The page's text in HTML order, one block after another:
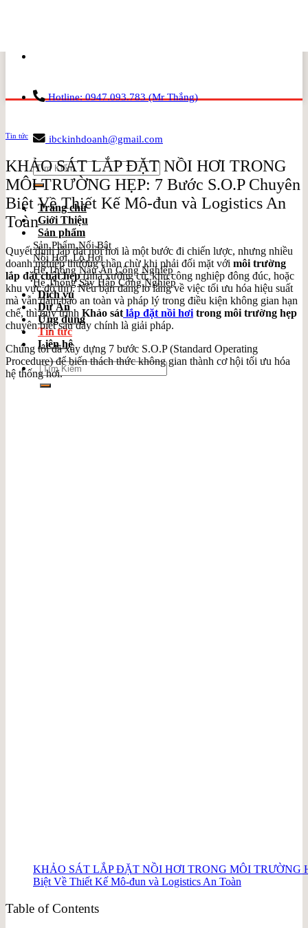
Hotline: 0947.093.783 (Mr Thắng)
ibckinhdoanh@gmail.com
Search
for:
Trang chủ
Giới Thiệu
Sản phẩm
Sản Phẩm Nổi Bật
Nồi Hơi, Lò Hơi
Hệ Thống Nấu Ăn Công Nghiệp
Hệ Thống Sấy Hấp Công Nghiệp
Dịch vụ
Dự Án
Ứng dụng
Tin tức
Liên hệ
Search
for:
Tin tức
KHẢO SÁT LẮP ĐẶT NỒI HƠI TRONG
MÔI TRƯỜNG HẸP: 7 Bước S.O.P Chuyên
Biệt Về Thiết Kế Mô-đun và Logistics An
Toàn
Quyết định lắp đặt nồi hơi là một bước đi chiến lược, nhưng nhiều
doanh nghiệp thường chần chừ khi phải đối mặt với môi trường
lắp đặt chật hẹp(nhà xưởng cũ, khu công nghiệp đông đúc, hoặc
khu vực đô thị). Nếu bạn đang lo lắng về việc tối ưu hóa hiệu suất
mà vẫn đảm bảo an toàn và pháp lý trong điều kiện không gian hạn
chế, thì quy trình Khảo sát lắp đặt nồi hơi trong môi trường hẹp
chuyên biệt sau đây chính là giải pháp.
Chúng tôi đã xây dựng 7 bước S.O.P (Standard Operating
Procedure) để biến thách thức không gian thành cơ hội tối ưu hóa
hệ thống hơi.
KHẢO SÁT LẮP ĐẶT NỒI HƠI TRONG MÔI TRƯỜNG
Biệt Về Thiết Kế Mô-đun và Logistics An Toàn
Table of Contents